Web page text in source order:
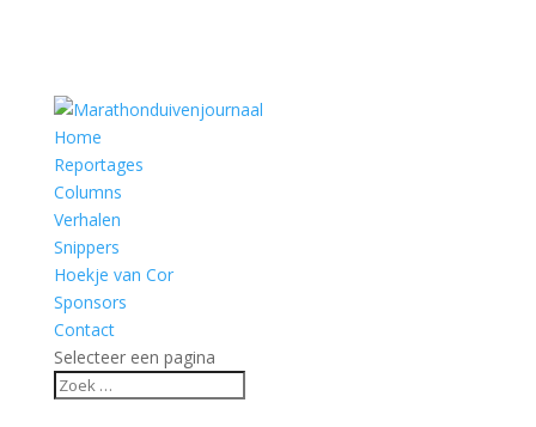
Home
Reportages
Columns
Verhalen
Snippers
Hoekje van Cor
Sponsors
Contact
Selecteer een pagina